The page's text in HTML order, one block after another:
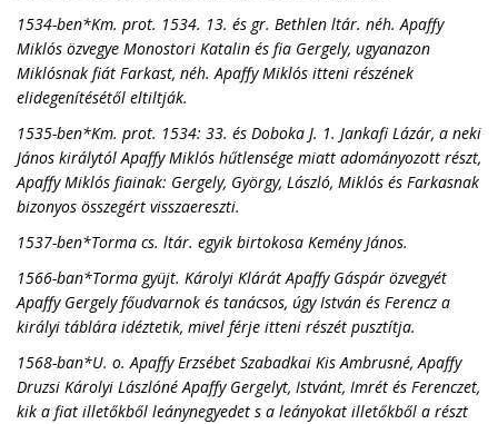
1534-ben*Km. prot. 1534. 13. és gr. Bethlen ltár. néh. Apaffy
Miklós özvegye Monostori Katalin és fia Gergely, ugyanazon
Miklósnak fiát Farkast, néh. Apaffy Miklós itteni részének
elidegenítésétől eltiltják.
1535-ben*Km. prot. 1534: 33. és Doboka J. 1. Jankafi Lázár, a neki
János királytól Apaffy Miklós hűtlensége miatt adományozott részt,
Apaffy Miklós fiainak: Gergely, György, László, Miklós és Farkasnak
bizonyos összegért visszaereszti.
1537-ben*Torma cs. ltár. egyik birtokosa Kemény János.
1566-ban*Torma gyüjt. Károlyi Klárát Apaffy Gáspár özvegyét
Apaffy Gergely főudvarnok és tanácsos, úgy István és Ferencz a
királyi táblára idéztetik, mivel férje itteni részét pusztítja.
1568-ban*U. o. Apaffy Erzsébet Szabadkai Kis Ambrusné, Apaffy
Druzsi Károlyi Lászlóné Apaffy Gergelyt, Istvánt, Imrét és Ferenczet,
kik a fiat illetőkből leánynegyedet s a leányokat illetőkből a részt